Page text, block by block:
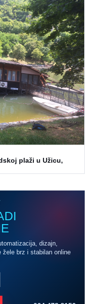
plaži u Užicu,
dizajn,
žele brz i stabilan online